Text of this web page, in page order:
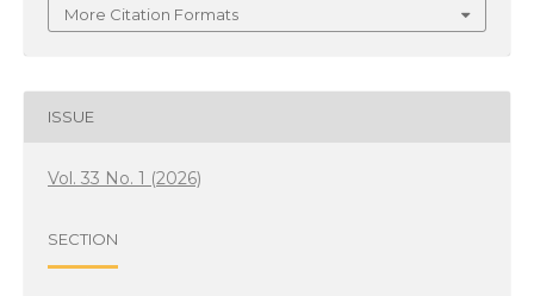
More Citation Formats
ISSUE
Vol. 33 No. 1 (2026)
SECTION